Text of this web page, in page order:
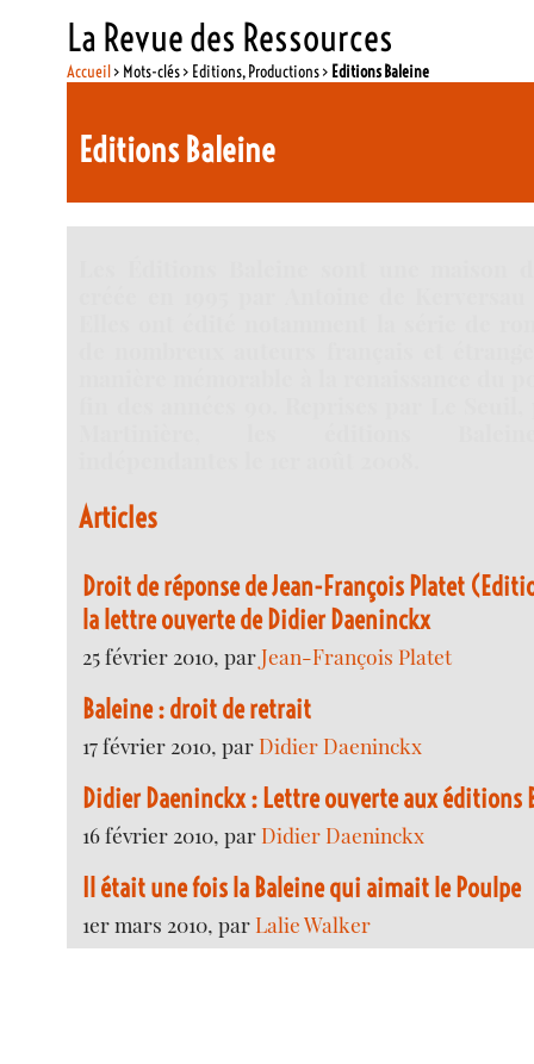
La Revue des Ressources
Accueil> Mots-clés > Editions, Productions > Editions Baleine
Editions Baleine
Articles
Droit de réponse de Jean-François Platet
la lettre ouverte de Didier Daeninckx
25 février 2010, parJean-François Platet
Baleine : droit de retrait
17 février 2010, parDidier Daeninckx
Didier Daeninckx : Lettre ouverte aux éditions
16 février 2010, parDidier Daeninckx
Il était une fois la Baleine qui aimait le Poulpe
1er mars 2010, parLalie Walker